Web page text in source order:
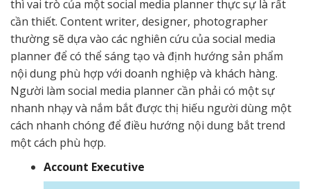
thì vai trò của một social media planner thực sự là rất
cần thiết. Content writer, designer, photographer
thường sẽ dựa vào các nghiên cứu của social media
planner để có thể sáng tạo và định hướng sản phẩm
nội dung phù hợp với doanh nghiệp và khách hàng.
Người làm social media planner cần phải có một sự
nhanh nhạy và nắm bắt được thị hiếu người dùng một
cách nhanh chóng để điều hướng nội dung bắt trend
một cách phù hợp.
Account Executive